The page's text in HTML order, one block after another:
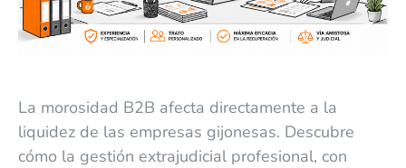
La morosidad B2B afecta directamente a la
liquidez de las empresas gijonesas. Descubre
cómo la gestión extrajudicial profesional, con